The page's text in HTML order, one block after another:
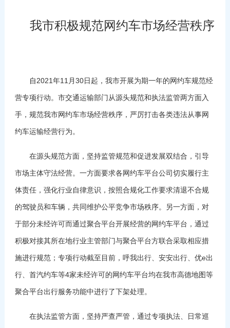
我市积极规范网约车市场经营秩序
自2021年11月30日起，我市开展为期一年的网约车规范经
营专项行动。市交通运输部门从源头规范和执法监管两方面入
手，规范我市网约车市场经营秩序，严厉打击各类违法从事网
约车运输经营行为。
在源头规范方面，坚持监管规范和促进发展双结合，引导
市场主体守法经营。一方面要求各网约车平台公司切实履行主
体责任，强化行业自律意识，按照合规化工作要求清退不合规
的驾驶员和车辆，共同维护公平竞争市场秩序。另一方面，对
于部分未经许可而通过聚合平台开展经营的网约车平台，通过
积极对接其所在地行业主管部门与聚合平台方联合采取相应措
施进行规范；专项行动截至目前，呼我出行、安安出行、优e出
行、首汽约车等4家未经许可的网约车平台均在我市高德地图等
聚合平台出行服务功能中进行了下架处理。
在执法监管方面，坚持严查严管，通过专项执法、日常巡